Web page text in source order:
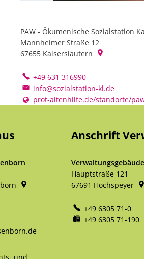
PAW - Ökumenische Sozialstation
Mannheimer Straße 12
67655 Kaiserslautern
+49 631 316990
info@sozialstation-kl.de
prot-altenhilfe.de/standorte/
Anschrift
Hauptstraße 121
67691 Hochspeyer
+49 6305 71-0
+49 6305 71-190